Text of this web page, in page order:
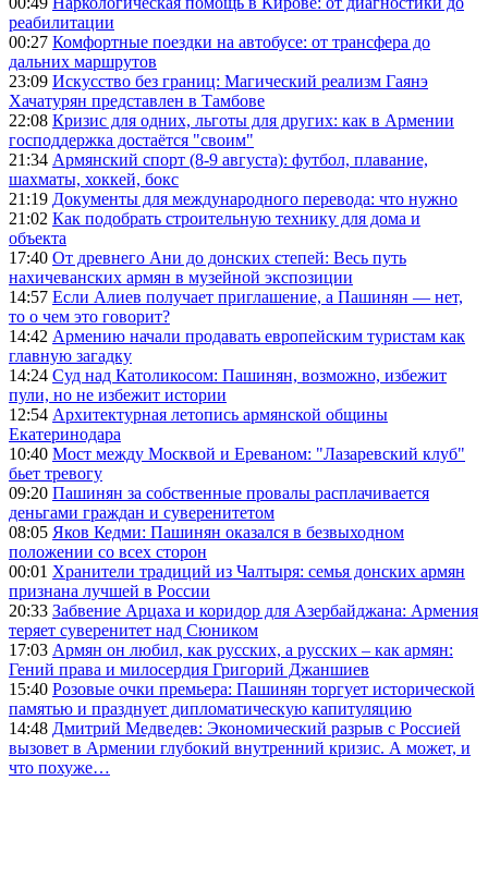
реабилитации
00:27 Комфортные поездки на автобусе: от трансфера до
дальних маршрутов
23:09 Искусство без границ: Магический реализм Гаянэ
Хачатурян представлен в Тамбове
22:08 Кризис для одних, льготы для других: как в Армении
господдержка достаётся "своим"
21:34 Армянский спорт (8-9 августа): футбол, плавание,
шахматы, хоккей, бокс
21:19 Документы для международного перевода: что нужно
21:02 Как подобрать строительную технику для дома и
объекта
17:40 От древнего Ани до донских степей: Весь путь
нахичеванских армян в музейной экспозиции
14:57 Если Алиев получает приглашение, а Пашинян — нет,
то о чем это говорит?
14:42 Армению начали продавать европейским туристам как
главную загадку
14:24 Суд над Католикосом: Пашинян, возможно, избежит
пули, но не избежит истории
12:54 Архитектурная летопись армянской общины
Екатеринодара
10:40 Мост между Москвой и Ереваном: "Лазаревский клуб"
бьет тревогу
09:20 Пашинян за собственные провалы расплачивается
деньгами граждан и суверенитетом
08:05 Яков Кедми: Пашинян оказался в безвыходном
положении со всех сторон
00:01 Хранители традиций из Чалтыря: семья донских армян
признана лучшей в России
20:33 Забвение Арцаха и коридор для Азербайджана: Армения
теряет суверенитет над Сюником
17:03 Армян он любил, как русских, а русских – как армян:
Гений права и милосердия Григорий Джаншиев
15:40 Розовые очки премьера: Пашинян торгует исторической
памятью и празднует дипломатическую капитуляцию
14:48 Дмитрий Медведев: Экономический разрыв с Россией
вызовет в Армении глубокий внутренний кризис. А может, и
что похуже…